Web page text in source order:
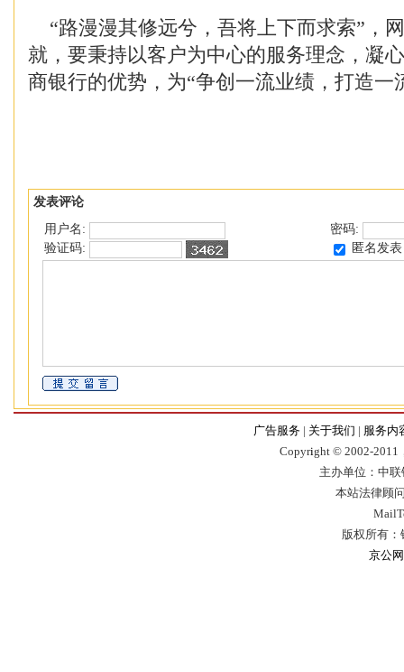
“路漫漫其修远兮，吾将上下而求索”，
就，要秉持以客户为中心的服务理念，凝
商银行的优势，为“争创一流业绩，打造一
发表评论
用户名:
密码:
验证码:
匿名发表
广告服务 | 关于我们 | 服务内
Copyright © 2002-2011
主办单位：中
本站法律顾
版权所有
京公